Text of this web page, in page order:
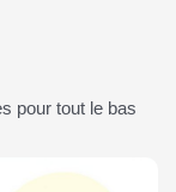
pour tout le bas